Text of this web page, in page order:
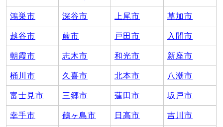
鴻巣市 深谷市 上尾市 草加市
越谷市 蕨市 戸田市 入間市
朝霞市 志木市 和光市 新座市
桶川市 久喜市 北本市 八潮市
富士見市 三郷市 蓮田市 坂戸市
幸手市 鶴ヶ島市 日高市 吉川市